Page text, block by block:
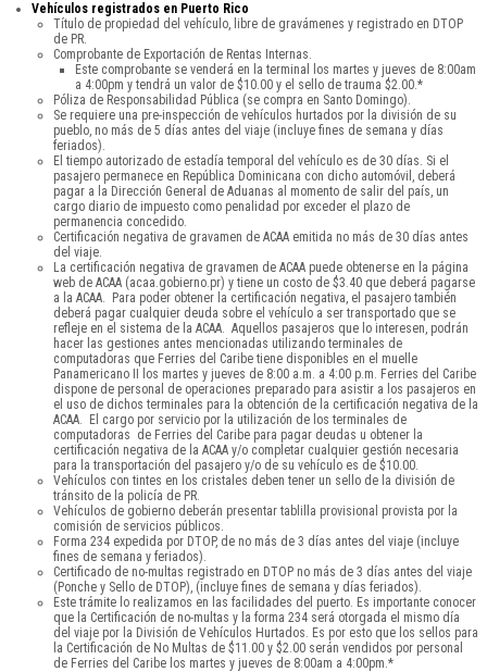
Vehículos registrados en Puerto Rico
Título de propiedad del vehículo, libre de gravámenes y registrado en DTOP
de PR.
Comprobante de Exportación de Rentas Internas.
Este comprobante se venderá en la terminal los martes y jueves de 8:00am
a 4:00pm y tendrá un valor de $10.00 y el sello de trauma $2.00.*
Póliza de Responsabilidad Pública (se compra en Santo Domingo).
Se requiere una pre-inspección de vehículos hurtados por la división de su
pueblo, no más de 5 días antes del viaje (incluye fines de semana y días
feriados).
El tiempo autorizado de estadía temporal del vehículo es de 30 días. Si el
pasajero permanece en República Dominicana con dicho automóvil, deberá
pagar a la Dirección General de Aduanas al momento de salir del país, un
cargo diario de impuesto como penalidad por exceder el plazo de
permanencia concedido.
Certificación negativa de gravamen de ACAA emitida no más de 30 días antes
del viaje.
La certificación negativa de gravamen de ACAA puede obtenerse en la página
web de ACAA (acaa.gobierno.pr) y tiene un costo de $3.40 que deberá pagarse
a la ACAA. Para poder obtener la certificación negativa, el pasajero también
deberá pagar cualquier deuda sobre el vehículo a ser transportado que se
refleje en el sistema de la ACAA. Aquellos pasajeros que lo interesen, podrán
hacer las gestiones antes mencionadas utilizando terminales de
computadoras que Ferries del Caribe tiene disponibles en el muelle
Panamericano II los martes y jueves de 8:00 a.m. a 4:00 p.m. Ferries del Caribe
dispone de personal de operaciones preparado para asistir a los pasajeros en
el uso de dichos terminales para la obtención de la certificación negativa de la
ACAA. El cargo por servicio por la utilización de los terminales de
computadoras de Ferries del Caribe para pagar deudas u obtener la
certificación negativa de la ACAA y/o completar cualquier gestión necesaria
para la transportación del pasajero y/o de su vehículo es de $10.00.
Vehículos con tintes en los cristales deben tener un sello de la división de
tránsito de la policía de PR.
Vehículos de gobierno deberán presentar tablilla provisional provista por la
comisión de servicios públicos.
Forma 234 expedida por DTOP, de no más de 3 días antes del viaje (incluye
fines de semana y feriados).
Certificado de no-multas registrado en DTOP no más de 3 días antes del viaje
(Ponche y Sello de DTOP), (incluye fines de semana y días feriados).
Este trámite lo realizamos en las facilidades del puerto. Es importante conocer
que la Certificación de no-multas y la forma 234 será otorgada el mismo día
del viaje por la División de Vehículos Hurtados. Es por esto que los sellos para
la Certificación de No Multas de $11.00 y $2.00 serán vendidos por personal
de Ferries del Caribe los martes y jueves de 8:00am a 4:00pm.*